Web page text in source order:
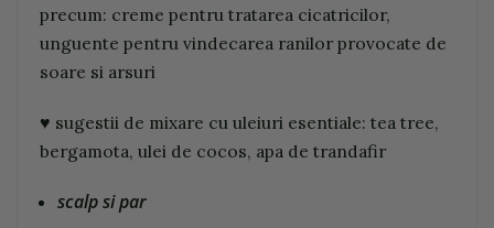
precum: creme pentru tratarea cicatricilor,
unguente pentru vindecarea ranilor provocate de
soare si arsuri
♥ sugestii de mixare cu uleiuri esentiale: tea tree,
bergamota, ulei de cocos, apa de trandafir
scalp si par